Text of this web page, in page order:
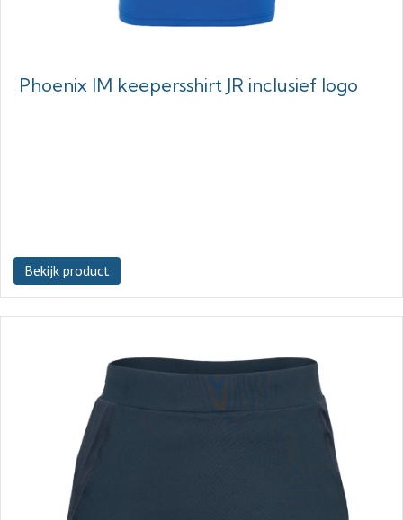
Phoenix IM keepersshirt JR inclusief logo
Bekijk product